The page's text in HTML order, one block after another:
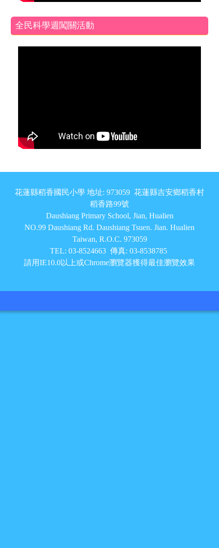
全民科學週闖關活動
頁尾區域內容
花蓮縣稻香國民小學 地址: 973059 花蓮縣吉安鄉稻香村
稻香路99號
Daushiang Primary School, Jian, Hualien
NO.99 Daushiang Rd. Daushiang Tsuen. Jian. Hualien
Taiwan, R.O.C. 973059
TEL: 03-8524663 傳真: 03-8538785
請用IE10.0以上或Chrome瀏覽器獲得最佳瀏覽效果